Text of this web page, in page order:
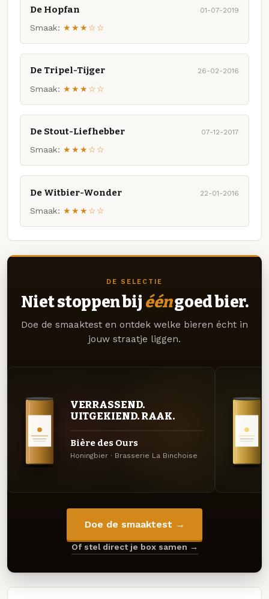
De Hopfan 01-07-2019
Smaak: ★★★☆☆
De Tripel-Tijger 26-02-2016
Smaak: ★★★☆☆
De Stout-Liefhebber 07-12-2017
Smaak: ★★★☆☆
De Witbier-Wonder 22-01-2016
Smaak: ★★★☆☆
DE SELECTIE
Niet stoppen bij ééngoed bier.
Doe de smaaktest en ontdek welke bieren écht in
jouw straatje liggen.
VERRASSEND.
UITGEKIEND. RAAK.
Bière des Ours
Honingbier · Brasserie La Binchoise
Doe de smaaktest →
Of stel direct je box samen →